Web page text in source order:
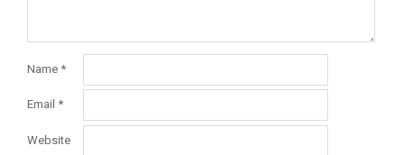
Name *
Email *
Website